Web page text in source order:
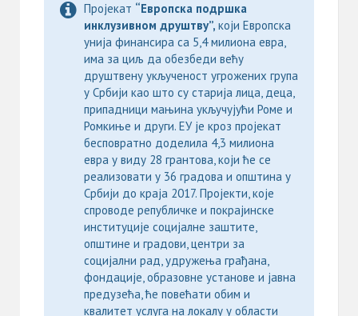
Пројекат “Европска подршка
инклузивном друштву”, који Европска
унија финансира са 5,4 милиона евра,
има за циљ да обезбеди већу
друштвену укљученост угрожених група
у Србији као што су старија лица, деца,
припадници мањина укључујући Роме и
Ромкиње и други. ЕУ је кроз пројекат
бесповратно доделила 4,3 милиона
евра у виду 28 грантова, који ће се
реализовати у 36 градова и општина у
Србији до краја 2017. Пројекти, које
спроводе републичке и покрајинске
институције социјалне заштите,
општине и градови, центри за
социјални рад, удружења грађана,
фондације, образовне установе и јавна
предузећа, ће повећати обим и
квалитет услуга на локалу у области